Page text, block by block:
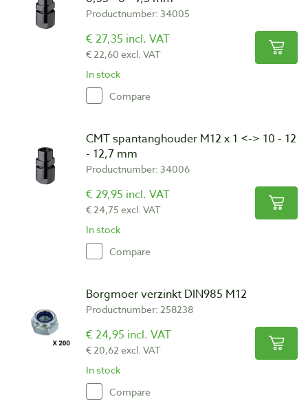
Productnumber: 34005
€ 27,35 incl. VAT
€ 22,60 excl. VAT
In stock
Compare
CMT spantanghouder M12 x 1 <-> 10 - 12
- 12,7 mm
Productnumber: 34006
€ 29,95 incl. VAT
€ 24,75 excl. VAT
In stock
Compare
Borgmoer verzinkt DIN985 M12
Productnumber: 258238
€ 24,95 incl. VAT
€ 20,62 excl. VAT
In stock
Compare